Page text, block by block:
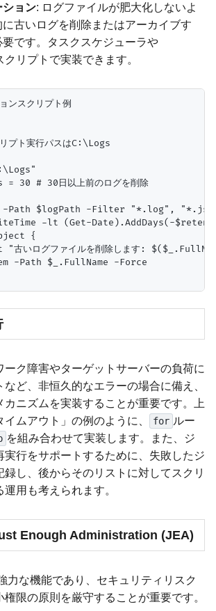
ション: ログファイルが肥大化しないよ
に古いログを削除またはアーカイブす
要です。タスクスケジューラや
リプトで実装できます。
ンスクリプト例
プト実行パスはC:\Logs
30 # 30日以上前のログを削除
-Path $logPath -Filter "*.log",
-lt (Get-Date).AddDays(-
{
古いログファイルを削除します:
-Path $_.FullName -Force
ーク障害やターゲットサーバーの負荷に
など、非恒久的なエラーの場合に備え、
カニズムを実装することが重要です。上
ムアウト」の例のように、
for ルー
を組み合わせて実装します。また、ジ
実行をサポートするために、失敗したジ
録し、後からそのリストに対してスクリ
用も考えられます。
Enough Administration (JEA)
力な機能であり、セキュリティリスク
権限の原則を厳守することが重要です。